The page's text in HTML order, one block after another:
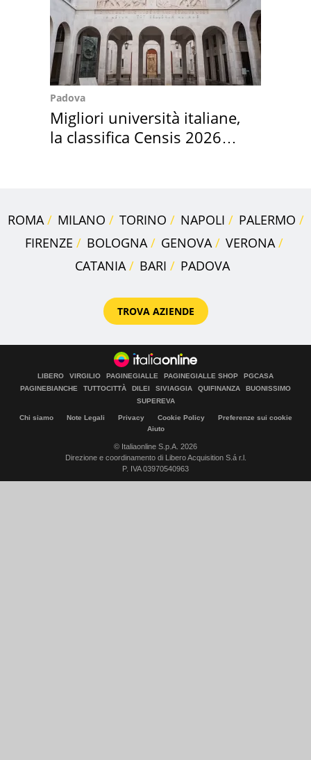
Padova
Migliori università italiane,
la classifica Censis 2026
ROMA MILANO TORINO NAPOLI
PALERMO
FIRENZE
BOLOGNA GENOVA
VERONA
CATANIA
BARI PADOVA
TROVA AZIENDE
LIBERO VIRGILIO PAGINEGIALLE PAGINEGIALLE SHOP
PGCASA
PAGINEBIANCHE
TUTTOCITTÀ DILEI SIVIAGGIA QUIFINANZA
BUONISSIMO
SUPEREVA
Chi siamo Note Legali Privacy Cookie Policy
Preferenze sui cookie
Aiuto
© Italiaonline S.p.A. 2026
Direzione e coordinamento di Libero Acquisition S.á r.l.
P. IVA 03970540963